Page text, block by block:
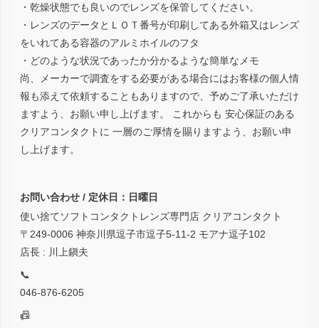
・乾燥状態でも良いのでレンズを保管してください。
・レンズのデータとＬＯＴ番号が印刷してある外箱又はレンズ
をいれてある容器のアルミホイルのフタ
・どのような状況であったか分かるような簡単なメモ
尚、メーカーで調査をする必要がある場合にはお客様の個人情
報も添えて依頼することもありますので、予めご了承いただけ
ますよう、お願い申し上げます。 これからも 安心保証のある
クリアコンタクトに 一層のご厚情を賜りますよう、お願い申
し上げます。
お問い合わせ / 定休日：日曜日
使い捨てソフトコンタクトレンズ専門店 クリアコンタクト
〒249-0006 神奈川県逗子市逗子5-11-2 モアナ逗子102
店長 : 川上鎭夫
📞
046-876-6205
📠